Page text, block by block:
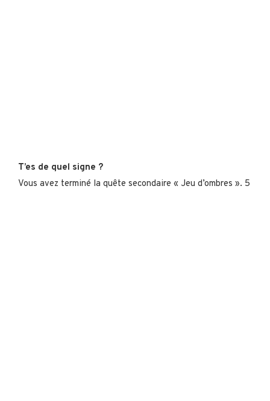
T’es de quel signe ?
Vous avez terminé la quête secondaire « Jeu d’ombres ». 5